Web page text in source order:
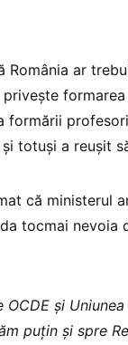
România ar
totuși a reușit
că ministerul
tocmai nevoia
OCDE și
puțin și spre